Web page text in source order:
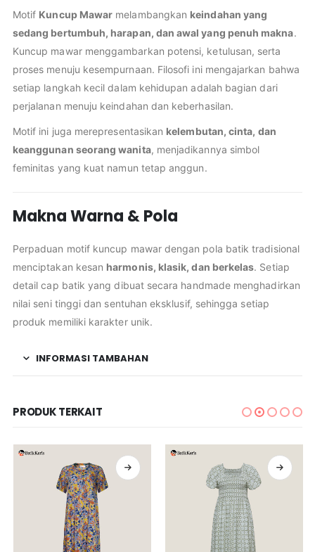
Motif Kuncup Mawar melambangkan keindahan yang
sedang bertumbuh, harapan, dan awal yang penuh makna.
Kuncup mawar menggambarkan potensi, ketulusan, serta
proses menuju kesempurnaan. Filosofi ini mengajarkan bahwa
setiap langkah kecil dalam kehidupan adalah bagian dari
perjalanan menuju keindahan dan keberhasilan.
Motif ini juga merepresentasikan kelembutan, cinta, dan
keanggunan seorang wanita, menjadikannya simbol
feminitas yang kuat namun tetap anggun.
Makna Warna & Pola
Perpaduan motif kuncup mawar dengan pola batik tradisional
menciptakan kesan harmonis, klasik, dan berkelas. Setiap
detail cap batik yang dibuat secara handmade menghadirkan
nilai seni tinggi dan sentuhan eksklusif, sehingga setiap
produk memiliki karakter unik.
INFORMASI TAMBAHAN
PRODUK TERKAIT